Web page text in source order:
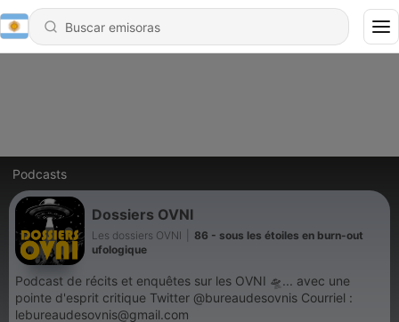
Podcasts
Dossiers OVNI
Les dossiers OVNI
86 - sous les étoiles en burn-out
ufologique
Podcast de récits et enquêtes sur les OVNI 🛸... avec une
pointe d'esprit critique Twitter @bureaudesovnis Courriel :
lebureaudesovnis@gmail.com